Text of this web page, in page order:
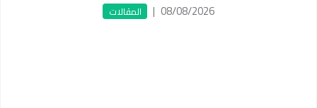
08/08/2026
| المقالات